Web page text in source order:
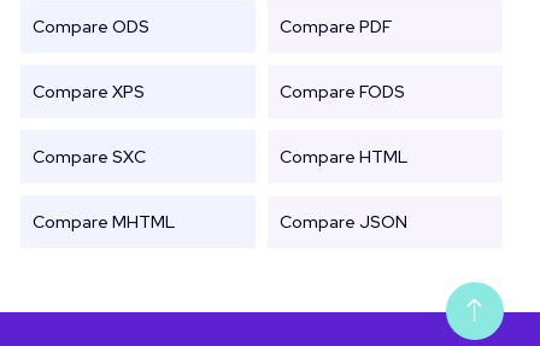
Compare ODS Compare PDF
Compare XPS Compare FODS
Compare SXC Compare HTML
Compare MHTML Compare JSON